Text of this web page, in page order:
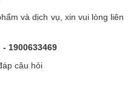
và dịch vụ, xin vui lòng liên
1900633469
câu hỏi